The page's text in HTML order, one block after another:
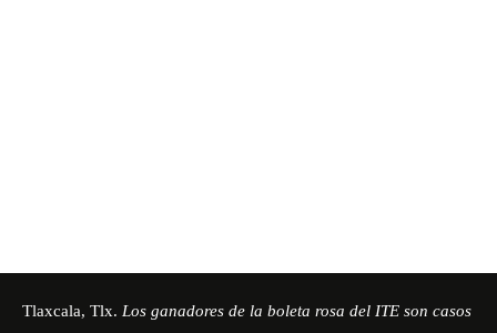
Tlaxcala, Tlx. Los ganadores de la boleta rosa del ITE son casos